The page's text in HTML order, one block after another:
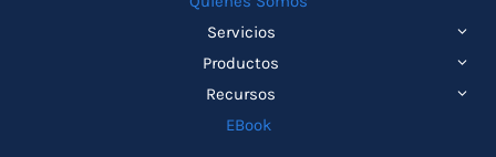
Servicios
HIJO
Productos
HIJO
Recursos
EBook